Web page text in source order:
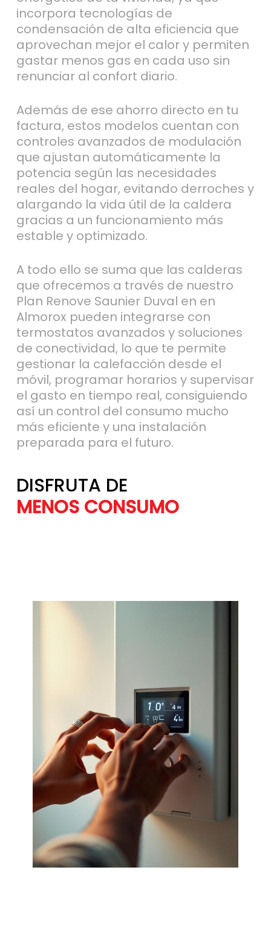
incorpora tecnologías de
condensación de alta eficiencia que
aprovechan mejor el calor y permiten
gastar menos gas en cada uso sin
renunciar al confort diario.
Además de ese ahorro directo en tu
factura, estos modelos cuentan con
controles avanzados de modulación
que ajustan automáticamente la
potencia según las necesidades
reales del hogar, evitando derroches y
alargando la vida útil de la caldera
gracias a un funcionamiento más
estable y optimizado.
A todo ello se suma que las calderas
que ofrecemos a través de nuestro
Plan Renove Saunier Duval en en
Almorox pueden integrarse con
termostatos avanzados y soluciones
de conectividad, lo que te permite
gestionar la calefacción desde el
móvil, programar horarios y supervisar
el gasto en tiempo real, consiguiendo
así un control del consumo mucho
más eficiente y una instalación
preparada para el futuro.
DISFRUTA DE